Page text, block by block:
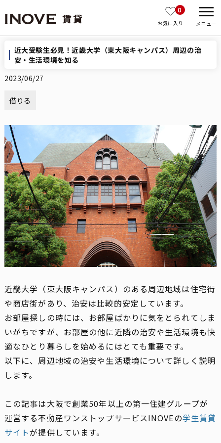
お気に入り
0
メニュー
近大受験生必見！近畿大学（東大阪キャンパス）周辺の治
安・生活環境を知る
2023/06/27
借りる
近畿大学（東大阪キャンパス）のある周辺地域は住宅街
や商店街があり、治安は比較的安定しています。
お部屋探しの時には、お部屋ばかりに気をとられてしま
いがちですが、お部屋の他に近隣の治安や生活環境も快
適なひとり暮らしを始めるにはとても重要です。
以下に、周辺地域の治安や生活環境について詳しく説明
します。
この記事は大阪で創業50年以上の第一住建グループが
運営する不動産ワンストップサービスINOVEの学生賃貸
サイトが提供しています。